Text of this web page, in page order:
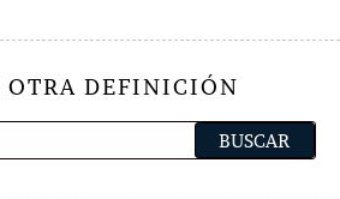
OTRA DEFINICIÓN